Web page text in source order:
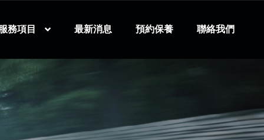
務項目 最新消息 預約保養 聯絡我們